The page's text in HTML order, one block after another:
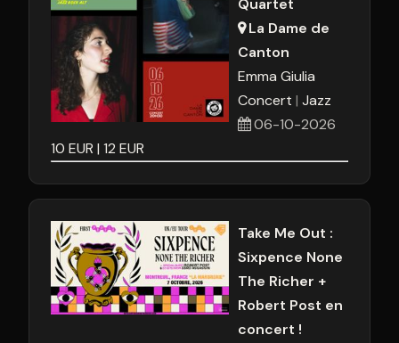
Quartet
La Dame de
Canton
Emma Giulia
Concert Jazz
06-10-2026
10 EUR 12 EUR
Take Me Out :
Sixpence None
The Richer +
Robert Post en
concert !